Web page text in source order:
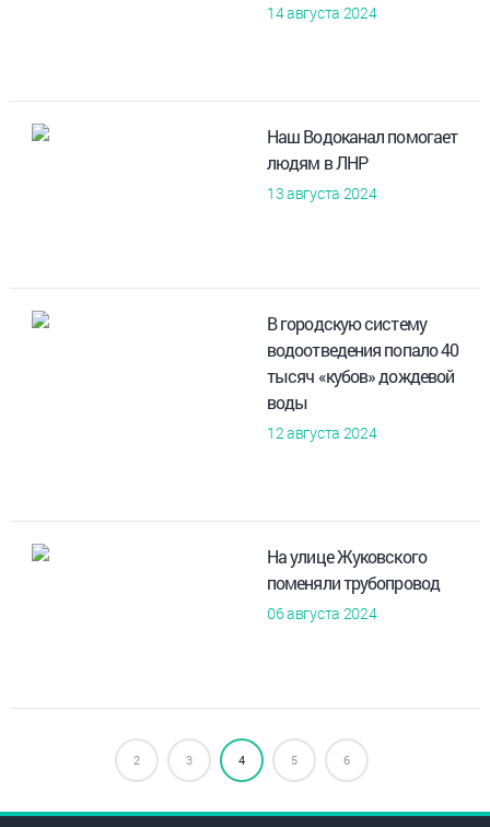
14 августа 2024
Наш Водоканал помогает
людям в ЛНР
13 августа 2024
В городскую систему
водоотведения попало 40
тысяч «кубов» дождевой
воды
12 августа 2024
На улице Жуковского
поменяли трубопровод
06 августа 2024
2 3 4 5 6